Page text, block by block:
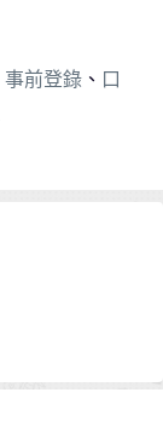
事前登錄、 口